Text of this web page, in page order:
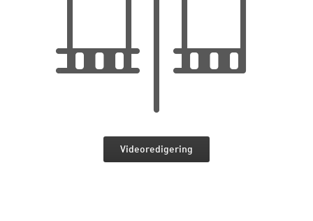
Videoredigering